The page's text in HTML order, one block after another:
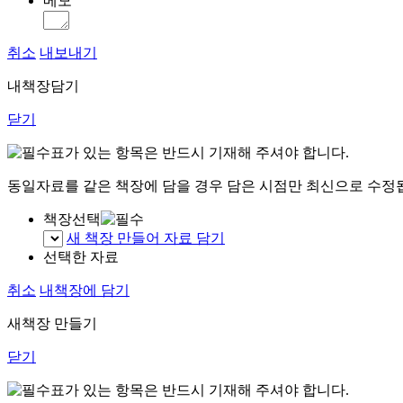
취소 내보내기
내책장담기
닫기
표가 있는 항목은 반드시 기재해 주셔야 합니다.
동일자료를 같은 책장에 담을 경우 담은 시점만 최신으로 수정
책장선택
새 책장 만들어 자료 담기
선택한 자료
취소 내책장에 담기
새책장 만들기
닫기
표가 있는 항목은 반드시 기재해 주셔야 합니다.